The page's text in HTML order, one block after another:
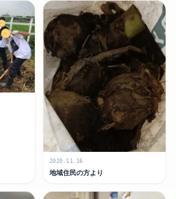
2020.11.16
地域住民の方より